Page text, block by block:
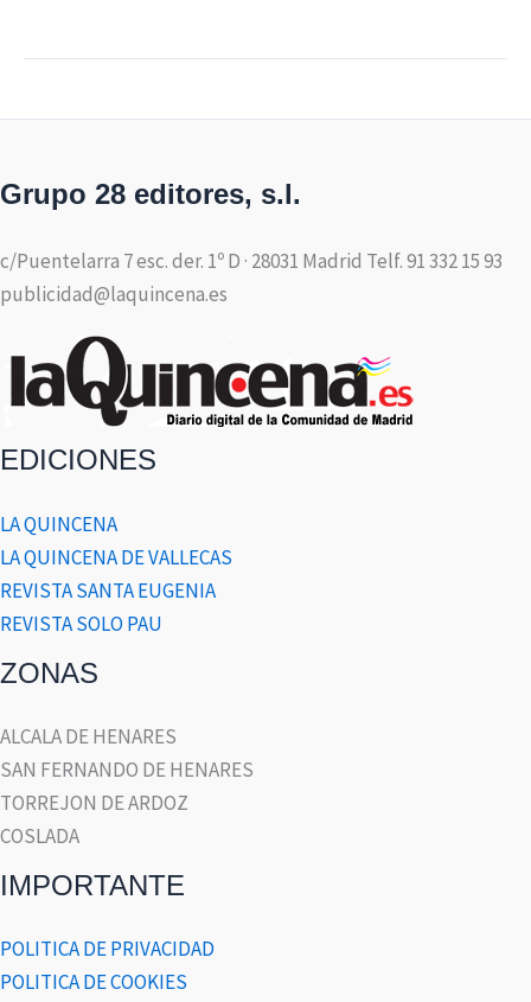
Grupo 28 editores, s.l.
c/Puentelarra 7 esc. der. 1º D · 28031 Madrid Telf. 91 332 15 93
publicidad@laquincena.es
EDICIONES
LA QUINCENA
LA QUINCENA DE VALLECAS
REVISTA SANTA EUGENIA
REVISTA SOLO PAU
ZONAS
ALCALA DE HENARES
SAN FERNANDO DE HENARES
TORREJON DE ARDOZ
COSLADA
IMPORTANTE
POLITICA DE PRIVACIDAD
POLITICA DE COOKIES